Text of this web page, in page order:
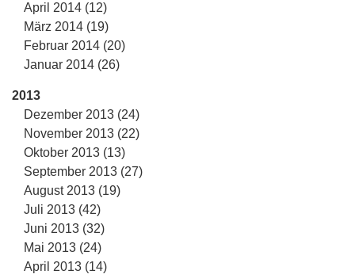
April 2014 (12)
März 2014 (19)
Februar 2014 (20)
Januar 2014 (26)
2013
Dezember 2013 (24)
November 2013 (22)
Oktober 2013 (13)
September 2013 (27)
August 2013 (19)
Juli 2013 (42)
Juni 2013 (32)
Mai 2013 (24)
April 2013 (14)